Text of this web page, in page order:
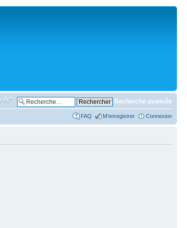
Recherche avancée
FAQ M’enregistrer Connexion